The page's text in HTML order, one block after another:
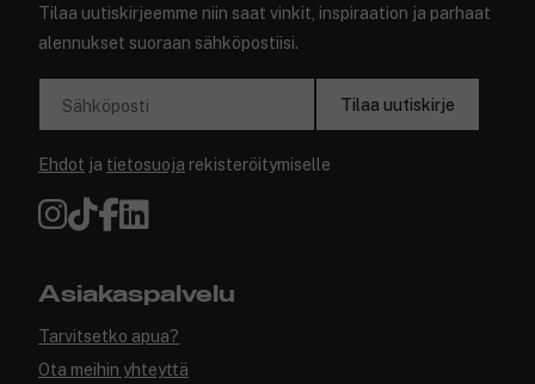
Tilaa uutiskirjeemme niin saat vinkit, inspiraation ja parhaat
alennukset suoraan sähköpostiisi.
Sähköposti Tilaa uutiskirje
Ehdot ja tietosuoja rekisteröitymiselle
Asiakaspalvelu
Tarvitsetko apua?
Ota meihin yhteyttä